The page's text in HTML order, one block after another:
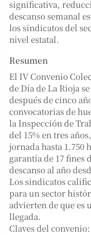
significativa,
descanso semanal
los sindicatos del
nivel estatal.
Resumen
El IV Convenio
de Día de La Rioja
después de cinco
convocatorias de
la Inspección de
del 15% en tres
jornada hasta 1.750
garantía de 17 fines
descanso al año
Los sindicatos
para un sector
advierten de que es
llegada.
Claves del convenio: